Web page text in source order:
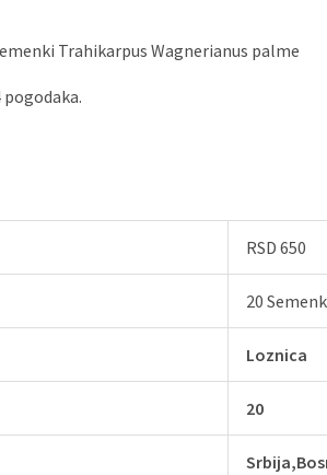
Trahikarpus Wagnerianus palme
RSD 650
20
Loznica
20